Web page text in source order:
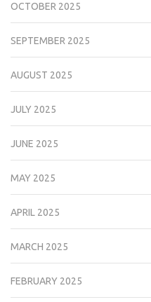
OCTOBER 2025
SEPTEMBER 2025
AUGUST 2025
JULY 2025
JUNE 2025
MAY 2025
APRIL 2025
MARCH 2025
FEBRUARY 2025